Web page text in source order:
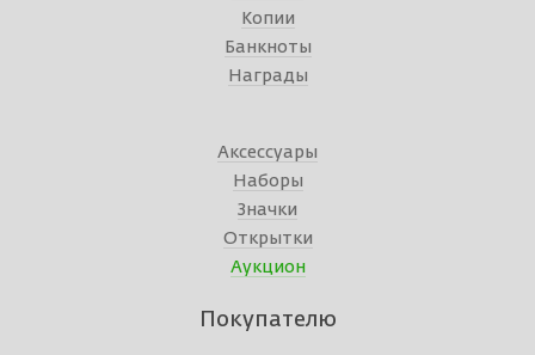
Копии
Банкноты
Награды
Аксессуары
Наборы
Значки
Открытки
Аукцион
Покупателю